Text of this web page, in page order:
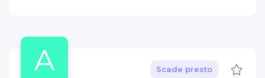
A Scade presto Salva